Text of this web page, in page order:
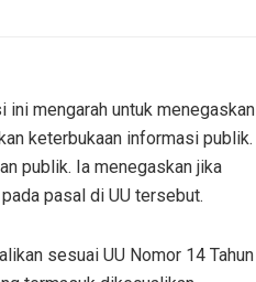
ini mengarah untuk menegaskan
keterbukaan informasi publik.
publik. Ia menegaskan jika
pasal di UU tersebut.
sesuai UU Nomor 14 Tahun